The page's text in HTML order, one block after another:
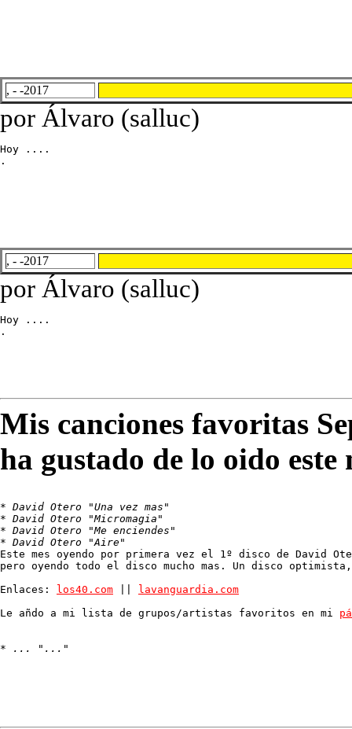
, - -2017
por Álvaro (salluc)
Hoy ....
.
, - -2017
por Álvaro (salluc)
Hoy ....
.
Mis canciones favoritas
ha gustado de lo oido este
* David Otero "Una vez mas"
* David Otero "Micromagia"
* David Otero "Me enciendes"
* David Otero "Aire"
Este mes oyendo por primera vez el 1º disco de David
pero oyendo todo el disco mucho mas. Un disco
Enlaces:
los40.com
lavanguardia.com
Le añdo a mi lista de grupos/artistas favoritos en mi
* ... "..."